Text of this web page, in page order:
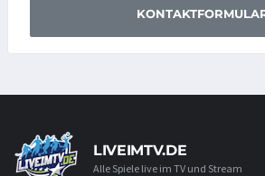
LIVEIMTV.DE
Alle Spiele live im TV und Stream